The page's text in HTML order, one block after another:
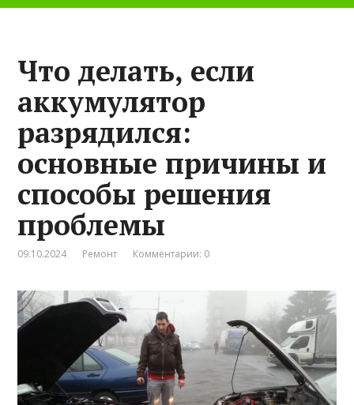
Что делать, если
аккумулятор
разрядился:
основные причины и
способы решения
проблемы
09.10.2024 Ремонт Комментарии: 0